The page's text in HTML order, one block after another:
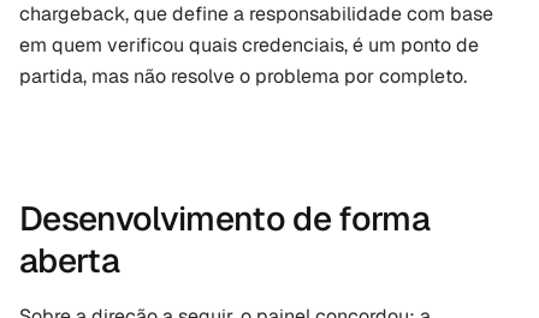
chargeback, que define a responsabilidade com base
em quem verificou quais credenciais, é um ponto de
partida, mas não resolve o problema por completo.
Desenvolvimento de forma
aberta